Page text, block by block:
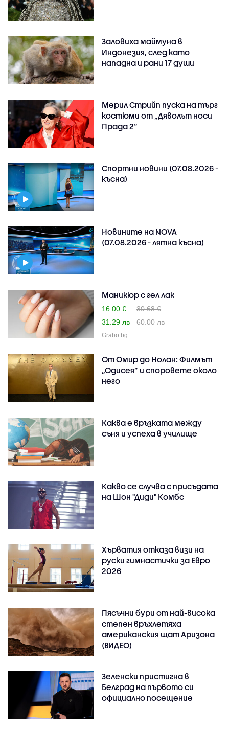
Заловиха маймуна в
Индонезия, след като
нападна и рани 17 души
Мерил Стрийп пуска на търг
костюми от „Дяволът носи
Прада 2“
Спортни новини (07.08.2026 -
късна)
Новините на NOVA
(07.08.2026 - лятна късна)
Маникюр с гел лак
16.00 €
30.68 €
31.29 лв
60.00 лв
Grabo.bg
От Омир до Нолан: Филмът
„Одисея” и споровете около
него
Каква е връзката между
съня и успеха в училище
Какво се случва с присъдата
на Шон "Диди" Комбс
Хърватия отказа визи на
руски гимнастички за Евро
2026
Пясъчни бури от най-висока
степен връхлетяха
американския щат Аризона
(ВИДЕО)
Зеленски пристигна в
Белград на първото си
официално посещение